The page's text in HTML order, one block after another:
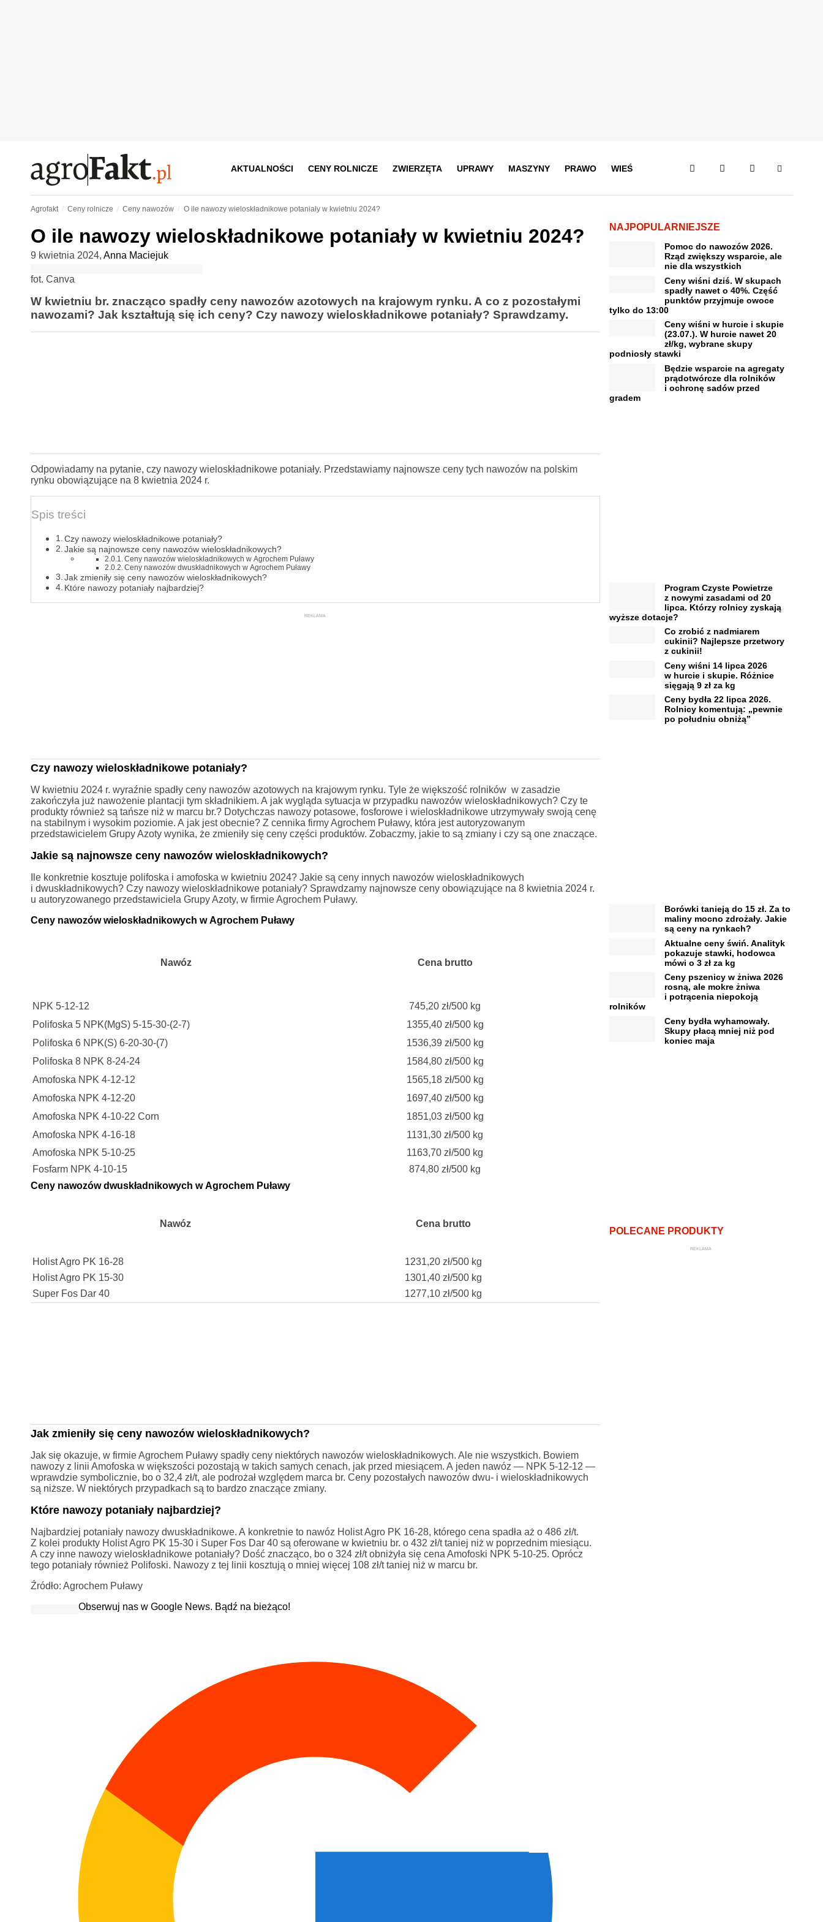
AKTUALNOŚCI CENY ROLNICZE ZWIERZĘTA UPRAWY MASZYNY PRAWO WIEŚ
Agrofakt Ceny rolnicze Ceny nawozów O ile nawozy wieloskładnikowe potaniały w kwietniu 2024?
O ile nawozy wieloskładnikowe potaniały w kwietniu 2024?
9 kwietnia 2024, Anna Maciejuk
fot. Canva
W kwietniu br. znacząco spadły ceny nawozów azotowych na krajowym rynku. A co z pozostałymi
nawozami? Jak kształtują się ich ceny? Czy nawozy wieloskładnikowe potaniały? Sprawdzamy.
Odpowiadamy na pytanie, czy nawozy wieloskładnikowe potaniały. Przedstawiamy najnowsze ceny tych nawozów na polskim
rynku obowiązujące na 8 kwietnia 2024 r.
Spis treści
Czy nawozy wieloskładnikowe potaniały?
Jakie są najnowsze ceny nawozów wieloskładnikowych?
Ceny nawozów wieloskładnikowych w Agrochem Puławy
Ceny nawozów dwuskładnikowych w Agrochem Puławy
Jak zmieniły się ceny nawozów wieloskładnikowych?
Które nawozy potaniały najbardziej?
REKLAMA
Czy nawozy wieloskładnikowe potaniały?
W kwietniu 2024 r. wyraźnie spadły ceny nawozów azotowych na krajowym rynku. Tyle że większość rolników w zasadzie
zakończyła już nawożenie plantacji tym składnikiem. A jak wygląda sytuacja w przypadku nawozów wieloskładnikowych? Czy te
produkty również są tańsze niż w marcu br.? Dotychczas nawozy potasowe, fosforowe i wieloskładnikowe utrzymywały swoją cenę
na stabilnym i wysokim poziomie. A jak jest obecnie? Z cennika firmy Agrochem Puławy, która jest autoryzowanym
przedstawicielem Grupy Azoty wynika, że zmieniły się ceny części produktów. Zobaczmy, jakie to są zmiany i czy są one znaczące.
Jakie są najnowsze ceny nawozów wieloskładnikowych?
Ile konkretnie kosztuje polifoska i amofoska w kwietniu 2024? Jakie są ceny innych nawozów wieloskładnikowych
i dwuskładnikowych? Czy nawozy wieloskładnikowe potaniały? Sprawdzamy najnowsze ceny obowiązujące na 8 kwietnia 2024 r.
u autoryzowanego przedstawiciela Grupy Azoty, w firmie Agrochem Puławy.
Ceny nawozów wieloskładnikowych w Agrochem Puławy
Nawóz Cena brutto
NPK 5-12-12
745,20 zł/500 kg
Polifoska 5 NPK(MgS) 5-15-30-(2-7)
1355,40 zł/500 kg
Polifoska 6 NPK(S) 6-20-30-(7)
1536,39 zł/500 kg
Polifoska 8 NPK 8-24-24
1584,80 zł/500 kg
Amofoska NPK 4-12-12
1565,18 zł/500 kg
Amofoska NPK 4-12-20
1697,40 zł/500 kg
Amofoska NPK 4-10-22 Corn
1851,03 zł/500 kg
Amofoska NPK 4-16-18
1131,30 zł/500 kg
Amofoska NPK 5-10-25
1163,70 zł/500 kg
Fosfarm NPK 4-10-15
874,80 zł/500 kg
Ceny nawozów dwuskładnikowych w Agrochem Puławy
Nawóz Cena brutto
Holist Agro PK 16-28
1231,20 zł/500 kg
Holist Agro PK 15-30
1301,40 zł/500 kg
Super Fos Dar 40
1277,10 zł/500 kg
Jak zmieniły się ceny nawozów wieloskładnikowych?
Jak się okazuje, w firmie Agrochem Puławy spadły ceny niektórych nawozów wieloskładnikowych. Ale nie wszystkich. Bowiem
nawozy z linii Amofoska w większości pozostają w takich samych cenach, jak przed miesiącem. A jeden nawóz — NPK 5-12-12 —
wprawdzie symbolicznie, bo o 32,4 zł/t, ale podrożał względem marca br. Ceny pozostałych nawozów dwu- i wieloskładnikowych
są niższe. W niektórych przypadkach są to bardzo znaczące zmiany.
Które nawozy potaniały najbardziej?
Najbardziej potaniały nawozy dwuskładnikowe. A konkretnie to nawóz Holist Agro PK 16-28, którego cena spadła aż o 486 zł/t.
Z kolei produkty Holist Agro PK 15-30 i Super Fos Dar 40 są oferowane w kwietniu br. o 432 zł/t taniej niż w poprzednim miesiącu.
A czy inne nawozy wieloskładnikowe potaniały? Dość znacząco, bo o 324 zł/t obniżyła się cena Amofoski NPK 5-10-25. Oprócz
tego potaniały również Polifoski. Nawozy z tej linii kosztują o mniej więcej 108 zł/t taniej niż w marcu br.
Źródło: Agrochem Puławy
Obserwuj nas w Google News. Bądź na bieżąco!
NAJPOPULARNIEJSZE
Pomoc do nawozów 2026.
Rząd zwiększy wsparcie, ale
nie dla wszystkich
Ceny wiśni dziś. W skupach
spadły nawet o 40%. Część
punktów przyjmuje owoce
tylko do 13:00
Ceny wiśni w hurcie i skupie
(23.07.). W hurcie nawet 20
zł/kg, wybrane skupy
podniosły stawki
Będzie wsparcie na agregaty
prądotwórcze dla rolników
i ochronę sadów przed
gradem
Program Czyste Powietrze
z nowymi zasadami od 20
lipca. Którzy rolnicy zyskają
wyższe dotacje?
Co zrobić z nadmiarem
cukinii? Najlepsze przetwory
z cukinii!
Ceny wiśni 14 lipca 2026
w hurcie i skupie. Różnice
sięgają 9 zł za kg
Ceny bydła 22 lipca 2026.
Rolnicy komentują: „pewnie
po południu obniżą”
Borówki tanieją do 15 zł. Za to
maliny mocno zdrożały. Jakie
są ceny na rynkach?
Aktualne ceny świń. Analityk
pokazuje stawki, hodowca
mówi o 3 zł za kg
Ceny pszenicy w żniwa 2026
rosną, ale mokre żniwa
i potrącenia niepokoją
rolników
Ceny bydła wyhamowały.
Skupy płacą mniej niż pod
koniec maja
POLECANE PRODUKTY
REKLAMA